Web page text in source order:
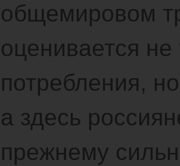
общемировом
оценивается
потребления,
а здесь
прежнему